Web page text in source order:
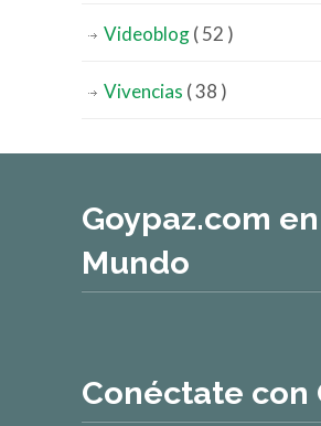
Videoblog( 52 )
Vivencias ( 38 )
Goypaz.com
Mundo
Conéctate con